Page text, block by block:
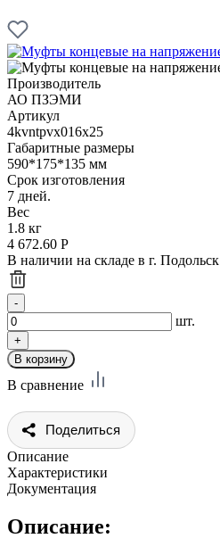
Производитель
АО ПЗЭМИ
Артикул
4kvntpvx016x25
Габаритные размеры
590*175*135 мм
Срок изготовления
7 дней.
Вес
1.8 кг
4 672.60 Р
В наличии на складе в г. Подольск
шт.
В сравнение
Поделиться
Описание
Характеристики
Документация
Описание: